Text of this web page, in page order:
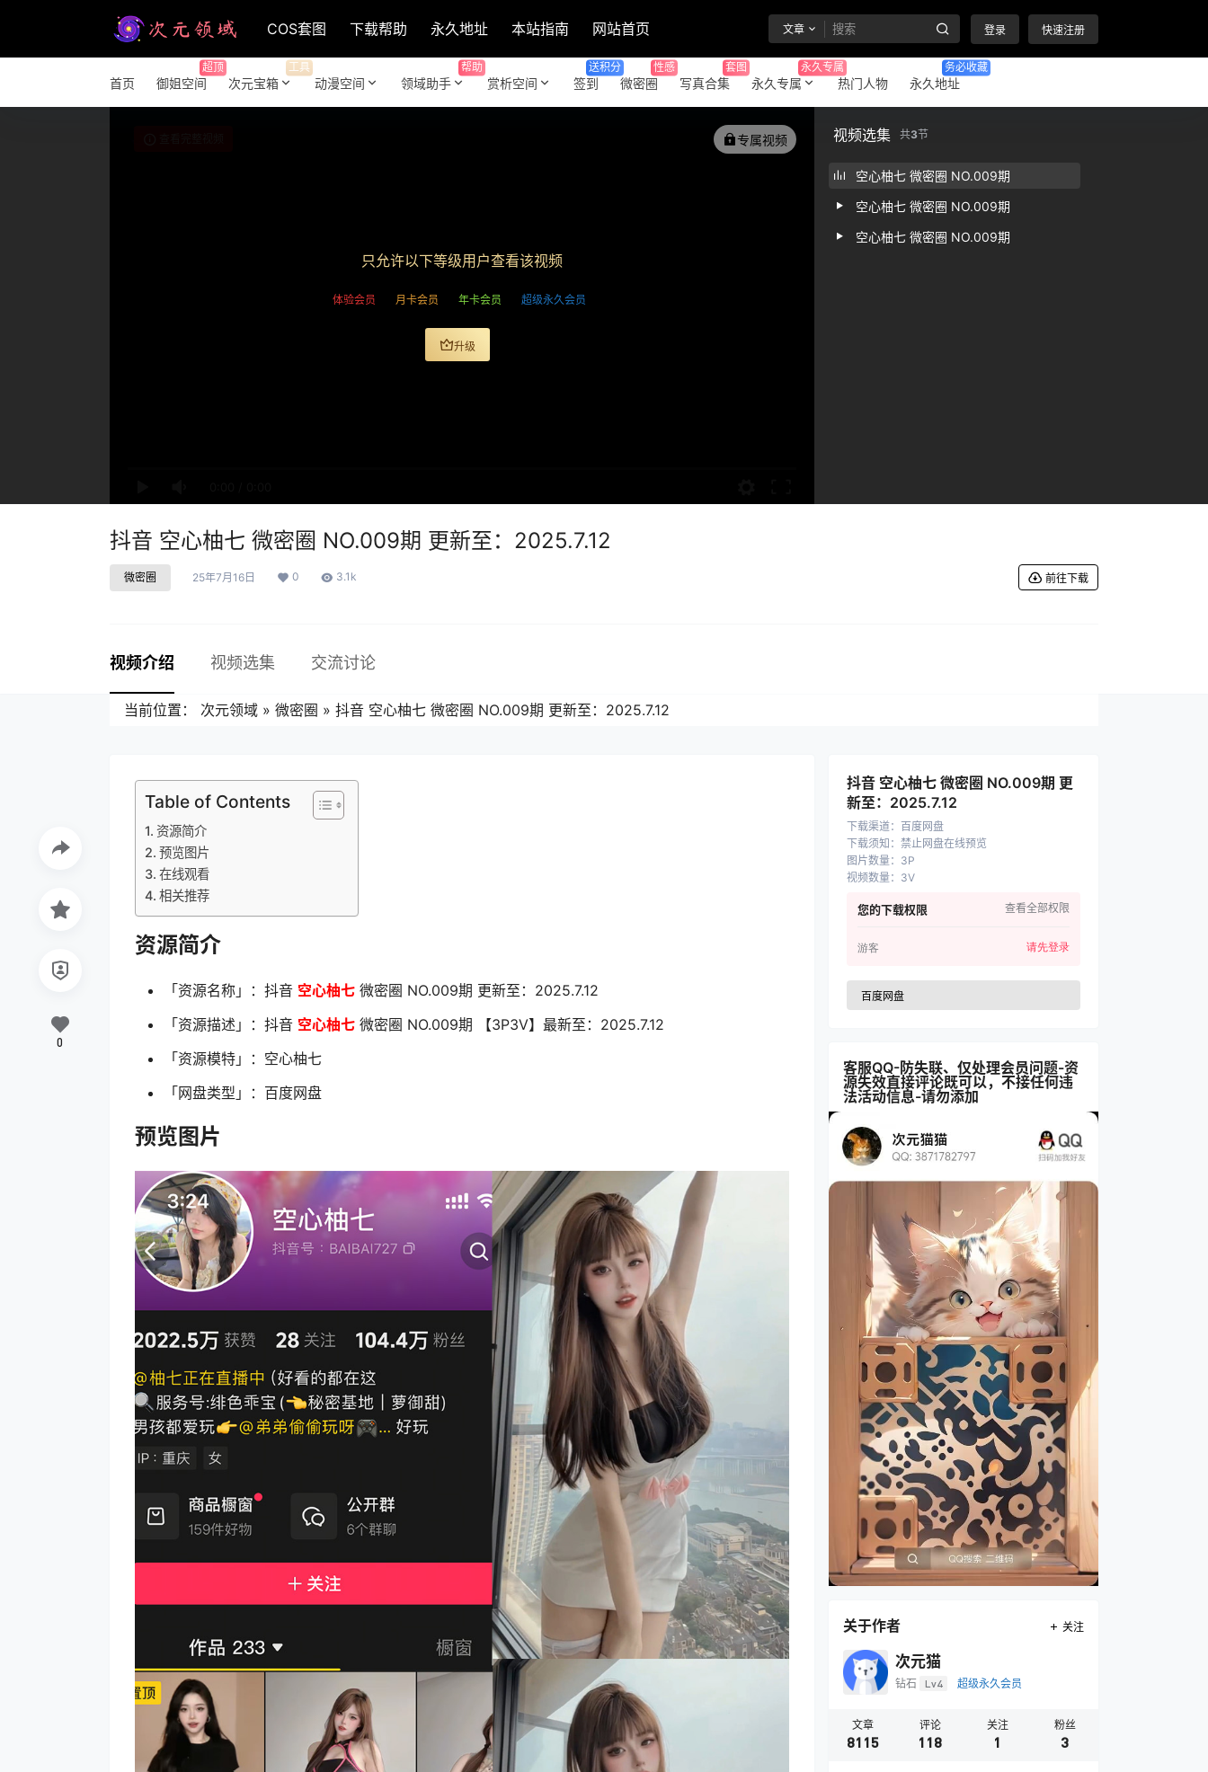
COS套图 下载帮助 永久地址 本站指南 网站首页 文章 登录 快速注册
首页 御姐空间
超顶
次元宝箱
工具
动漫空间 领域助手
帮助
赏析空间 签到
送积分
微密圈
性感
写真合集
套图
永久专属
永久专属
热门人物 永久地址
务必收藏
专属视频
只允许以下等级用户查看该视频
体验会员 月卡会员 年卡会员 超级永久会员
升级
视频选集 共3节
空心柚七 微密圈 NO.009期
空心柚七 微密圈 NO.009期
空心柚七 微密圈 NO.009期
抖音 空心柚七 微密圈 NO.009期 更新至：2025.7.12
微密圈 25年7月16日 0 3.1k 前往下载
视频介绍 视频选集 交流讨论
当前位置： 次元领域 » 微密圈 » 抖音 空心柚七 微密圈 NO.009期 更新至：2025.7.12
Table of Contents
资源简介
预览图片
在线观看
相关推荐
资源简介
「资源名称」：抖音 空心柚七 微密圈 NO.009期 更新至：2025.7.12
「资源描述」：抖音 空心柚七 微密圈 NO.009期 【3P3V】最新至：2025.7.12
「资源模特」：空心柚七
「网盘类型」：百度网盘
预览图片
0
抖音 空心柚七 微密圈 NO.009期 更
新至：2025.7.12
下载渠道： 百度网盘
下载须知 ： 禁止网盘在线预览
图片数量： 3P
视频数量： 3V
您的下载权限 查看全部权限
游客 请先登录
百度网盘
客服QQ-防失联、仅处理会员问题-资
源失效直接评论既可以，不接任何违
法活动信息-请勿添加
关于作者 关注
次元猫
钻石 Lv4 超级永久会员
文章
8115
评论
118
关注
1
粉丝
3